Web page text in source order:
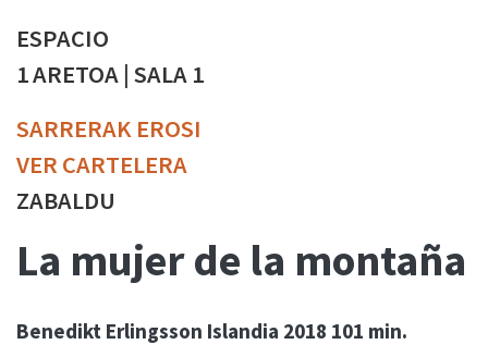
ESPACIO
1 ARETOA | SALA 1
SARRERAK EROSI
VER CARTELERA
ZABALDU
La mujer de la montaña
Benedikt Erlingsson Islandia 2018 101 min.